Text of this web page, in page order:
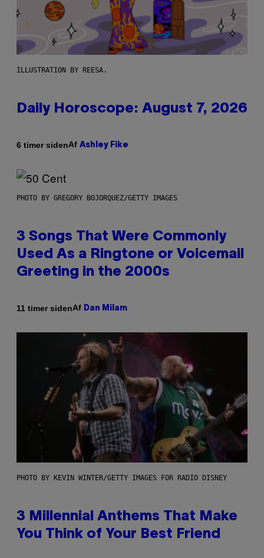
ILLUSTRATION BY REESA.
Daily Horoscope: August 7, 2026
6 timer sidenAf Ashley Fike
PHOTO BY GREGORY BOJORQUEZ/GETTY IMAGES
3 Songs That Were Commonly
Used As a Ringtone or Voicemail
Greeting in the 2000s
11 timer sidenAf Dan Milam
PHOTO BY KEVIN WINTER/GETTY IMAGES FOR RADIO DISNEY
3 Millennial Anthems That Make
You Think of Your Best Friend